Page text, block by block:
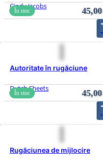
Cindy Jacobs
În stoc 45,00
Autoritate în rugăciune
Dutch Sheets
În stoc 45,00
Rugăciunea de mijlocire